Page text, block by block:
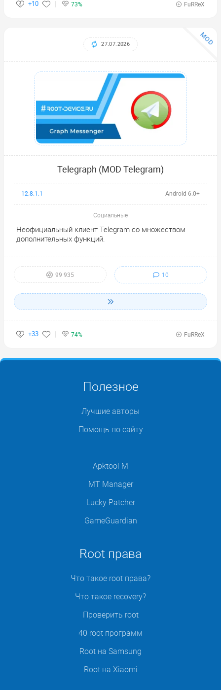
+10 73% FuRReX
MOD
27.07.2026
Telegraph (MOD Telegram)
12.8.1.1 Android 6.0+
Социальные
Неофициальный клиент Telegram со множеством
дополнительных функций.
99 935 10
+33 74% FuRReX
Полезное
Лучшие авторы
Помощь по сайту
Apktool M
MT Manager
Lucky Patcher
GameGuardian
Root права
Что такое root права?
Что такое recovery?
Проверить root
40 root программ
Root на Samsung
Root на Xiaomi